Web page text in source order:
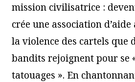
mission civilisatrice :
crée une association
la violence des cartels que
bandits rejoignent pour se
tatouages ». En